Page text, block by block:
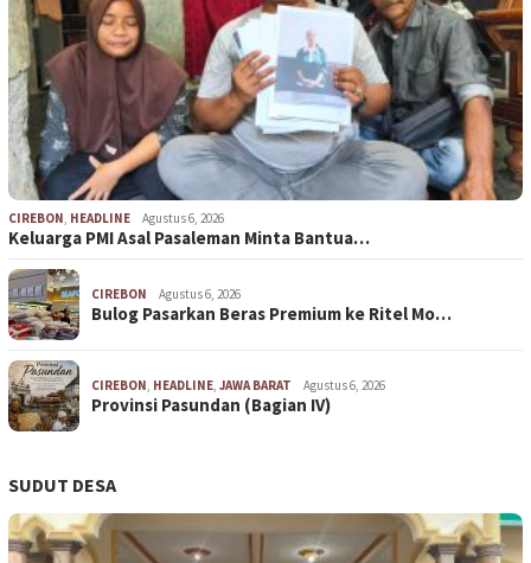
CIREBON, HEADLINE Agustus 6, 2026
Keluarga PMI Asal Pasaleman Minta Bantua…
CIREBON Agustus 6, 2026
Bulog Pasarkan Beras Premium ke Ritel Mo…
CIREBON, HEADLINE, JAWA BARAT Agustus 6, 2026
Provinsi Pasundan (Bagian IV)
SUDUT DESA